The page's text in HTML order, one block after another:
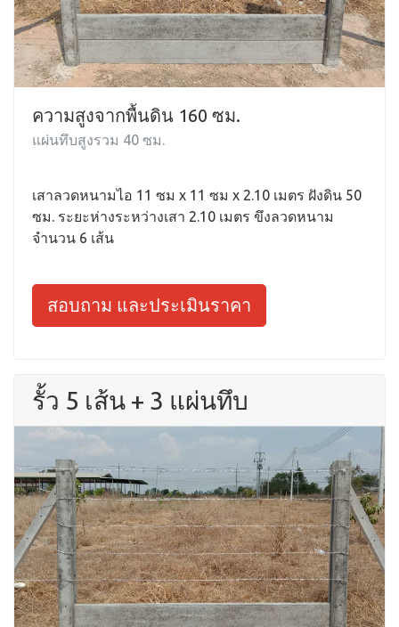
ความสูงจากพื้นดิน 160 ซม.
แผ่นทึบสูงรวม 40 ซม.
เสาลวดหนามไอ 11 ซม x 11 ซม x 2.10 เมตร ฝังดิน 50
ซม. ระยะห่างระหว่างเสา 2.10 เมตร ขึงลวดหนาม
จำนวน 6 เส้น
สอบถาม และประเมินราคา
รั้ว 5 เส้น + 3 แผ่นทึบ